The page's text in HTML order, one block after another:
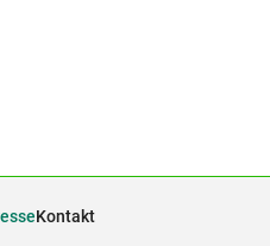
Kontakt